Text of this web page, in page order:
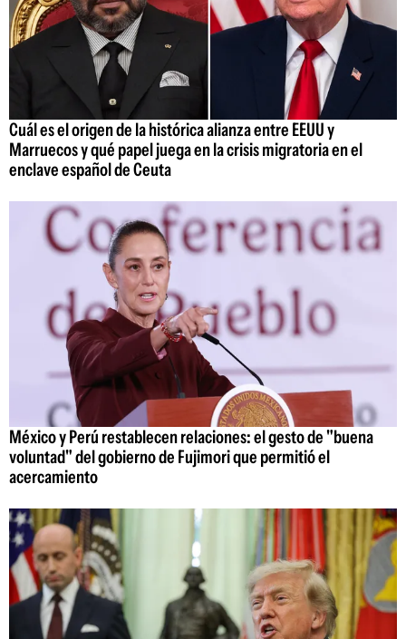
Cuál es el origen de la histórica alianza entre EEUU y
Marruecos y qué papel juega en la crisis migratoria en el
enclave español de Ceuta
México y Perú restablecen relaciones: el gesto de "buena
voluntad" del gobierno de Fujimori que permitió el
acercamiento